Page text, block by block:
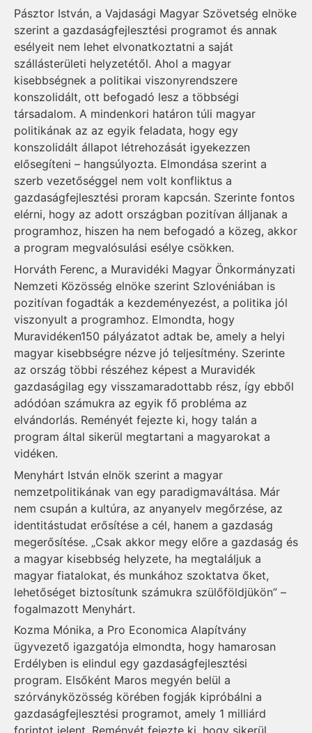
Pásztor István, a Vajdasági Magyar Szövetség elnöke
szerint a gazdaságfejlesztési programot és annak
esélyeit nem lehet elvonatkoztatni a saját
szállásterületi helyzetétől. Ahol a magyar
kisebbségnek a politikai viszonyrendszere
konszolidált, ott befogadó lesz a többségi
társadalom. A mindenkori határon túli magyar
politikának az az egyik feladata, hogy egy
konszolidált állapot létrehozását igyekezzen
elősegíteni – hangsúlyozta. Elmondása szerint a
szerb vezetőséggel nem volt konfliktus a
gazdaságfejlesztési proram kapcsán. Szerinte fontos
elérni, hogy az adott országban pozitívan álljanak a
programhoz, hiszen ha nem befogadó a közeg, akkor
a program megvalósulási esélye csökken.
Horváth Ferenc, a Muravidéki Magyar Önkormányzati
Nemzeti Közösség elnöke szerint Szlovéniában is
pozitívan fogadták a kezdeményezést, a politika jól
viszonyult a programhoz. Elmondta, hogy
Muravidéken150 pályázatot adtak be, amely a helyi
magyar kisebbségre nézve jó teljesítmény. Szerinte
az ország többi részéhez képest a Muravidék
gazdaságilag egy visszamaradottabb rész, így ebből
adódóan számukra az egyik fő probléma az
elvándorlás. Reményét fejezte ki, hogy talán a
program által sikerül megtartani a magyarokat a
vidéken.
Menyhárt István elnök szerint a magyar
nemzetpolitikának van egy paradigmaváltása. Már
nem csupán a kultúra, az anyanyelv megőrzése, az
identitástudat erősítése a cél, hanem a gazdaság
megerősítése. „Csak akkor megy előre a gazdaság és
a magyar kisebbség helyzete, ha megtaláljuk a
magyar fiatalokat, és munkához szoktatva őket,
lehetőséget biztosítunk számukra szülőföldjükön” –
fogalmazott Menyhárt.
Kozma Mónika, a Pro Economica Alapítvány
ügyvezető igazgatója elmondta, hogy hamarosan
Erdélyben is elindul egy gazdaságfejlesztési
program. Elsőként Maros megyén belül a
szórványközösség körében fogják kipróbálni a
gazdaságfejlesztési programot, amely 1 milliárd